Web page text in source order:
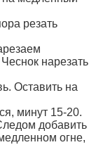
резать
нарезать
Оставить на
минут 15-20.
добавить
огне,